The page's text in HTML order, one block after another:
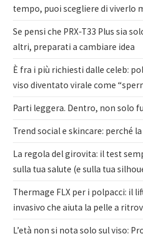
tempo, puoi scegliere di viverlo
Se pensi che PRX-T33 Plus sia
altri, preparati a cambiare idea
È fra i più richiesti dalle celeb:
viso diventato virale come
Parti leggera. Dentro, non solo
Trend social e skincare: perché
La regola del girovita: il test
sulla tua salute (e sulla tua
Thermage FLX per i polpacci: il
invasivo che aiuta la pelle a
L’età non si nota solo sul viso: